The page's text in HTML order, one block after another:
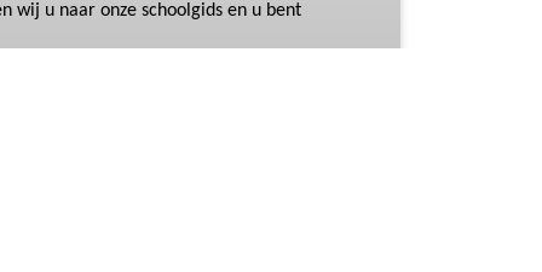
wij u naar onze schoolgids en u bent